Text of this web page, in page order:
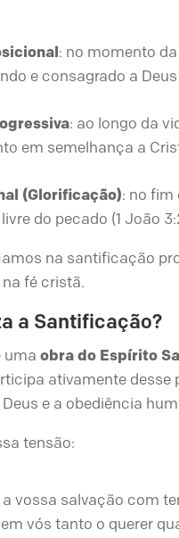
: no momento
e consagrado a Deus
: ao longo da
em semelhança a
(Glorificação): no fim
do pecado (1 João
na santificação
na fé cristã.
a Santificação?
umaobra do Espírito
ativamente desse
e a obediência
tensão:
a vossa salvação com
vós tanto o querer